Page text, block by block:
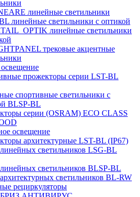
линейные светильники
линейные светильники с оптикой
линейные светильники
трековые акцентные
прожекторы серии LST-BL
спортивные светильники с
BLSP-BL
серии (OSRAM) ECO CLASS
освещение
архитектурные LST-BL (IP67)
светильников LSG-BL
светильников BLSP-BL
светильников BL-RW
рециркуляторы